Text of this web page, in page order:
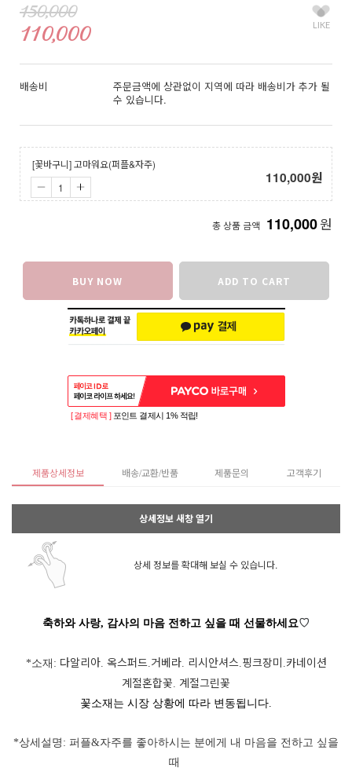
150,000
110,000 LIKE
배송비
주문금액에 상관없이 지역에 따라 배송비가 추가 될
수 있습니다.
[꽃바구니] 고마워요(퍼플&자주)
110,000원
총 상품 금액 110,000원
BUY NOW ADD TO CART
[ 결제혜택 ] 포인트 결제시 1% 적립!
제품상세정보 배송/교환/반품 제품문의 고객후기
상세정보 새창 열기
상세 정보를 확대해 보실 수 있습니다.
축하와 사랑, 감사의 마음 전하고 싶을 때 선물하세요♡
*소재: 다알리아. 옥스퍼드.거베라. 리시안셔스.핑크장미 .카네이션
계절혼합꽃. 계절그린꽃
꽃소재는 시장 상황에 따라 변동됩니 다.
*상세설명: 퍼플&자주를 좋아하시는 분에게 내 마음을 전하고 싶을
때